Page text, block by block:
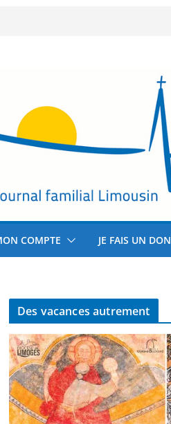
COMPTE JE FAIS UN DON
Des vacances autrement